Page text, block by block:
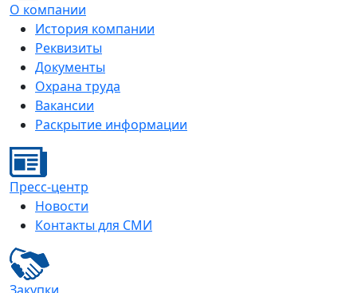
О компании
История компании
Реквизиты
Документы
Охрана труда
Вакансии
Раскрытие информации
Пресс-центр
Новости
Контакты для СМИ